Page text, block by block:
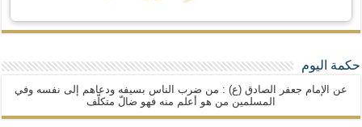
حكمة اليوم
عن الإمام جعفر الصادق (ع) : من ضرب الناس بسيفه ودعاهم إلى نفسه وفي
المسلمين من هو أعلم منه فهو ضالّ متكلّف